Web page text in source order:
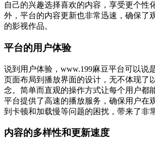
自己的兴趣选择喜欢的内容，享受更个性
外，平台的内容更新也非常迅速，确保了
的影视作品。
平台的用户体验
说到用户体验，www.199麻豆平台可以说
页面布局到播放界面的设计，无不体现了
念。简单而直观的操作方式让每个用户都
平台提供了高速的播放服务，确保用户在
到卡顿和加载慢等问题的困扰，带来了非
内容的多样性和更新速度